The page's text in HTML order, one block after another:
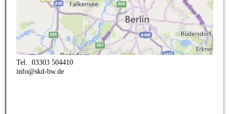
Tel.03303 504410
info@skd-bw.de